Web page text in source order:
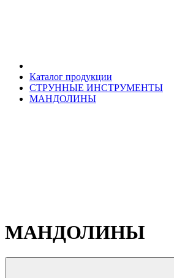
Каталог продукции
СТРУННЫЕ ИНСТРУМЕНТЫ
МАНДОЛИНЫ
МАНДОЛИНЫ